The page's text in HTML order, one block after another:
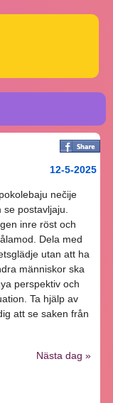
12-5-2025
nečije
postavljaju.
inre röst och
Dela med
utan att ha
människor ska
perspektiv och
Ta hjälp av
att se saken från
Nästa dag »